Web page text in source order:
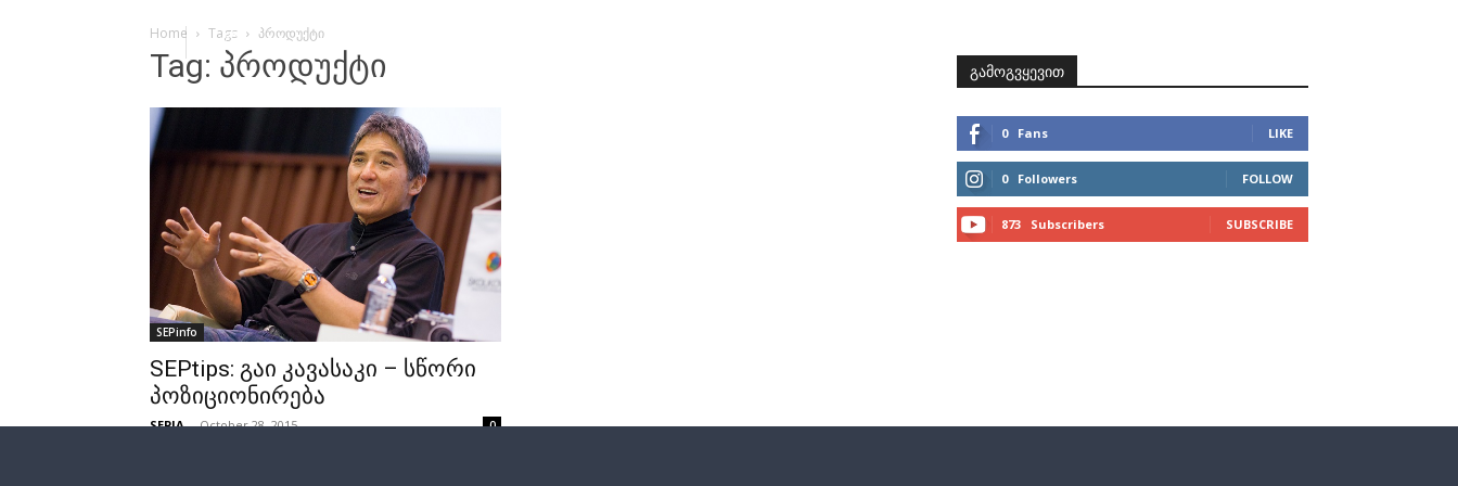
Home Tags პროდუქტი
Tag: პროდუქტი
SEPinfo
SEPtips: გაი კავასაკი – სწორი
პოზიციონირება
SEPIA - October 28, 2015 0
გამოგვყევით
0 Fans LIKE
0 Followers FOLLOW
873 Subscribers SUBSCRIBE